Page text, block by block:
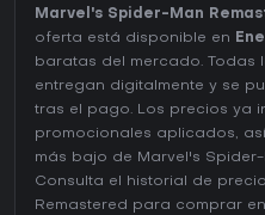
Marvel's Spider-Man
oferta está disponible en
baratas del mercado. Todas
entregan digitalmente y se
tras el pago. Los precios ya
promocionales aplicados,
más bajo de Marvel's
Consulta el
historial de
Remastered para comprar